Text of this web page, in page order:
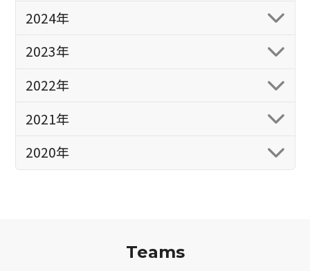
2024年
2023年
2022年
2021年
2020年
Teams